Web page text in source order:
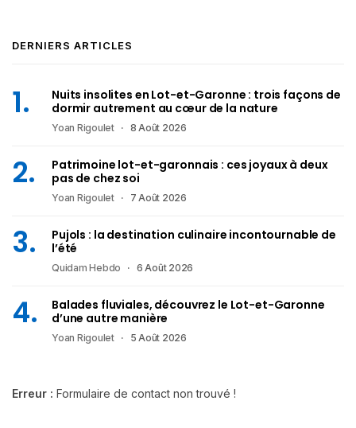
DERNIERS ARTICLES
Nuits insolites en Lot-et-Garonne : trois façons de
dormir autrement au cœur de la nature
Yoan Rigoulet 8 Août 2026
Patrimoine lot-et-garonnais : ces joyaux à deux
pas de chez soi
Yoan Rigoulet 7 Août 2026
Pujols : la destination culinaire incontournable de
l’été
Quidam Hebdo 6 Août 2026
Balades fluviales, découvrez le Lot-et-Garonne
d’une autre manière
Yoan Rigoulet 5 Août 2026
Erreur : Formulaire de contact non trouvé !